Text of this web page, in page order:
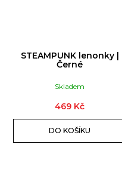
STEAMPUNK lenonky |
Černé
Skladem
469 Kč
DO KOŠÍKU